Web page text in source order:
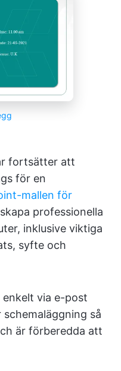
fortsätter att
för en
mallen för
professionella
inklusive viktiga
syfte och
enkelt via e-post
så
är förberedda att